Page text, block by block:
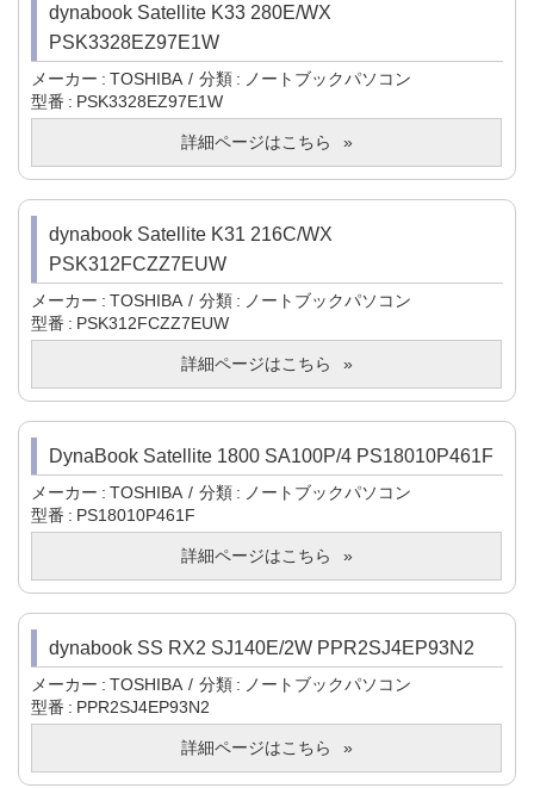
dynabook Satellite K33 280E/WX
PSK3328EZ97E1W
メーカー TOSHIBA 分類
ノートブックパソコン
型番
PSK3328EZ97E1W
詳細ページはこちら
dynabook Satellite K31 216C/WX
PSK312FCZZ7EUW
メーカー TOSHIBA 分類
ノートブックパソコン
型番
PSK312FCZZ7EUW
詳細ページはこちら
DynaBook Satellite 1800 SA100P/4 PS18010P461F
メーカー TOSHIBA 分類
ノートブックパソコン
型番
PS18010P461F
詳細ページはこちら
dynabook SS RX2 SJ140E/2W PPR2SJ4EP93N2
メーカー TOSHIBA 分類
ノートブックパソコン
型番
PPR2SJ4EP93N2
詳細ページはこちら